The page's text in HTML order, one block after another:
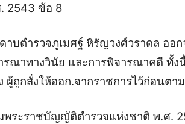
2543 ข้อ 8
าบตำรวจภูเมศฐ์ หิรัญวงศ์วราดล ออ
รณาทางวินัย และการพิจารณาคดี ทั้
ผู้ถูกสั่งให้ออก.จากราชการไว้ก่อนต
พระราชบัญญัติตำรวจแห่งชาติ พ.ศ.